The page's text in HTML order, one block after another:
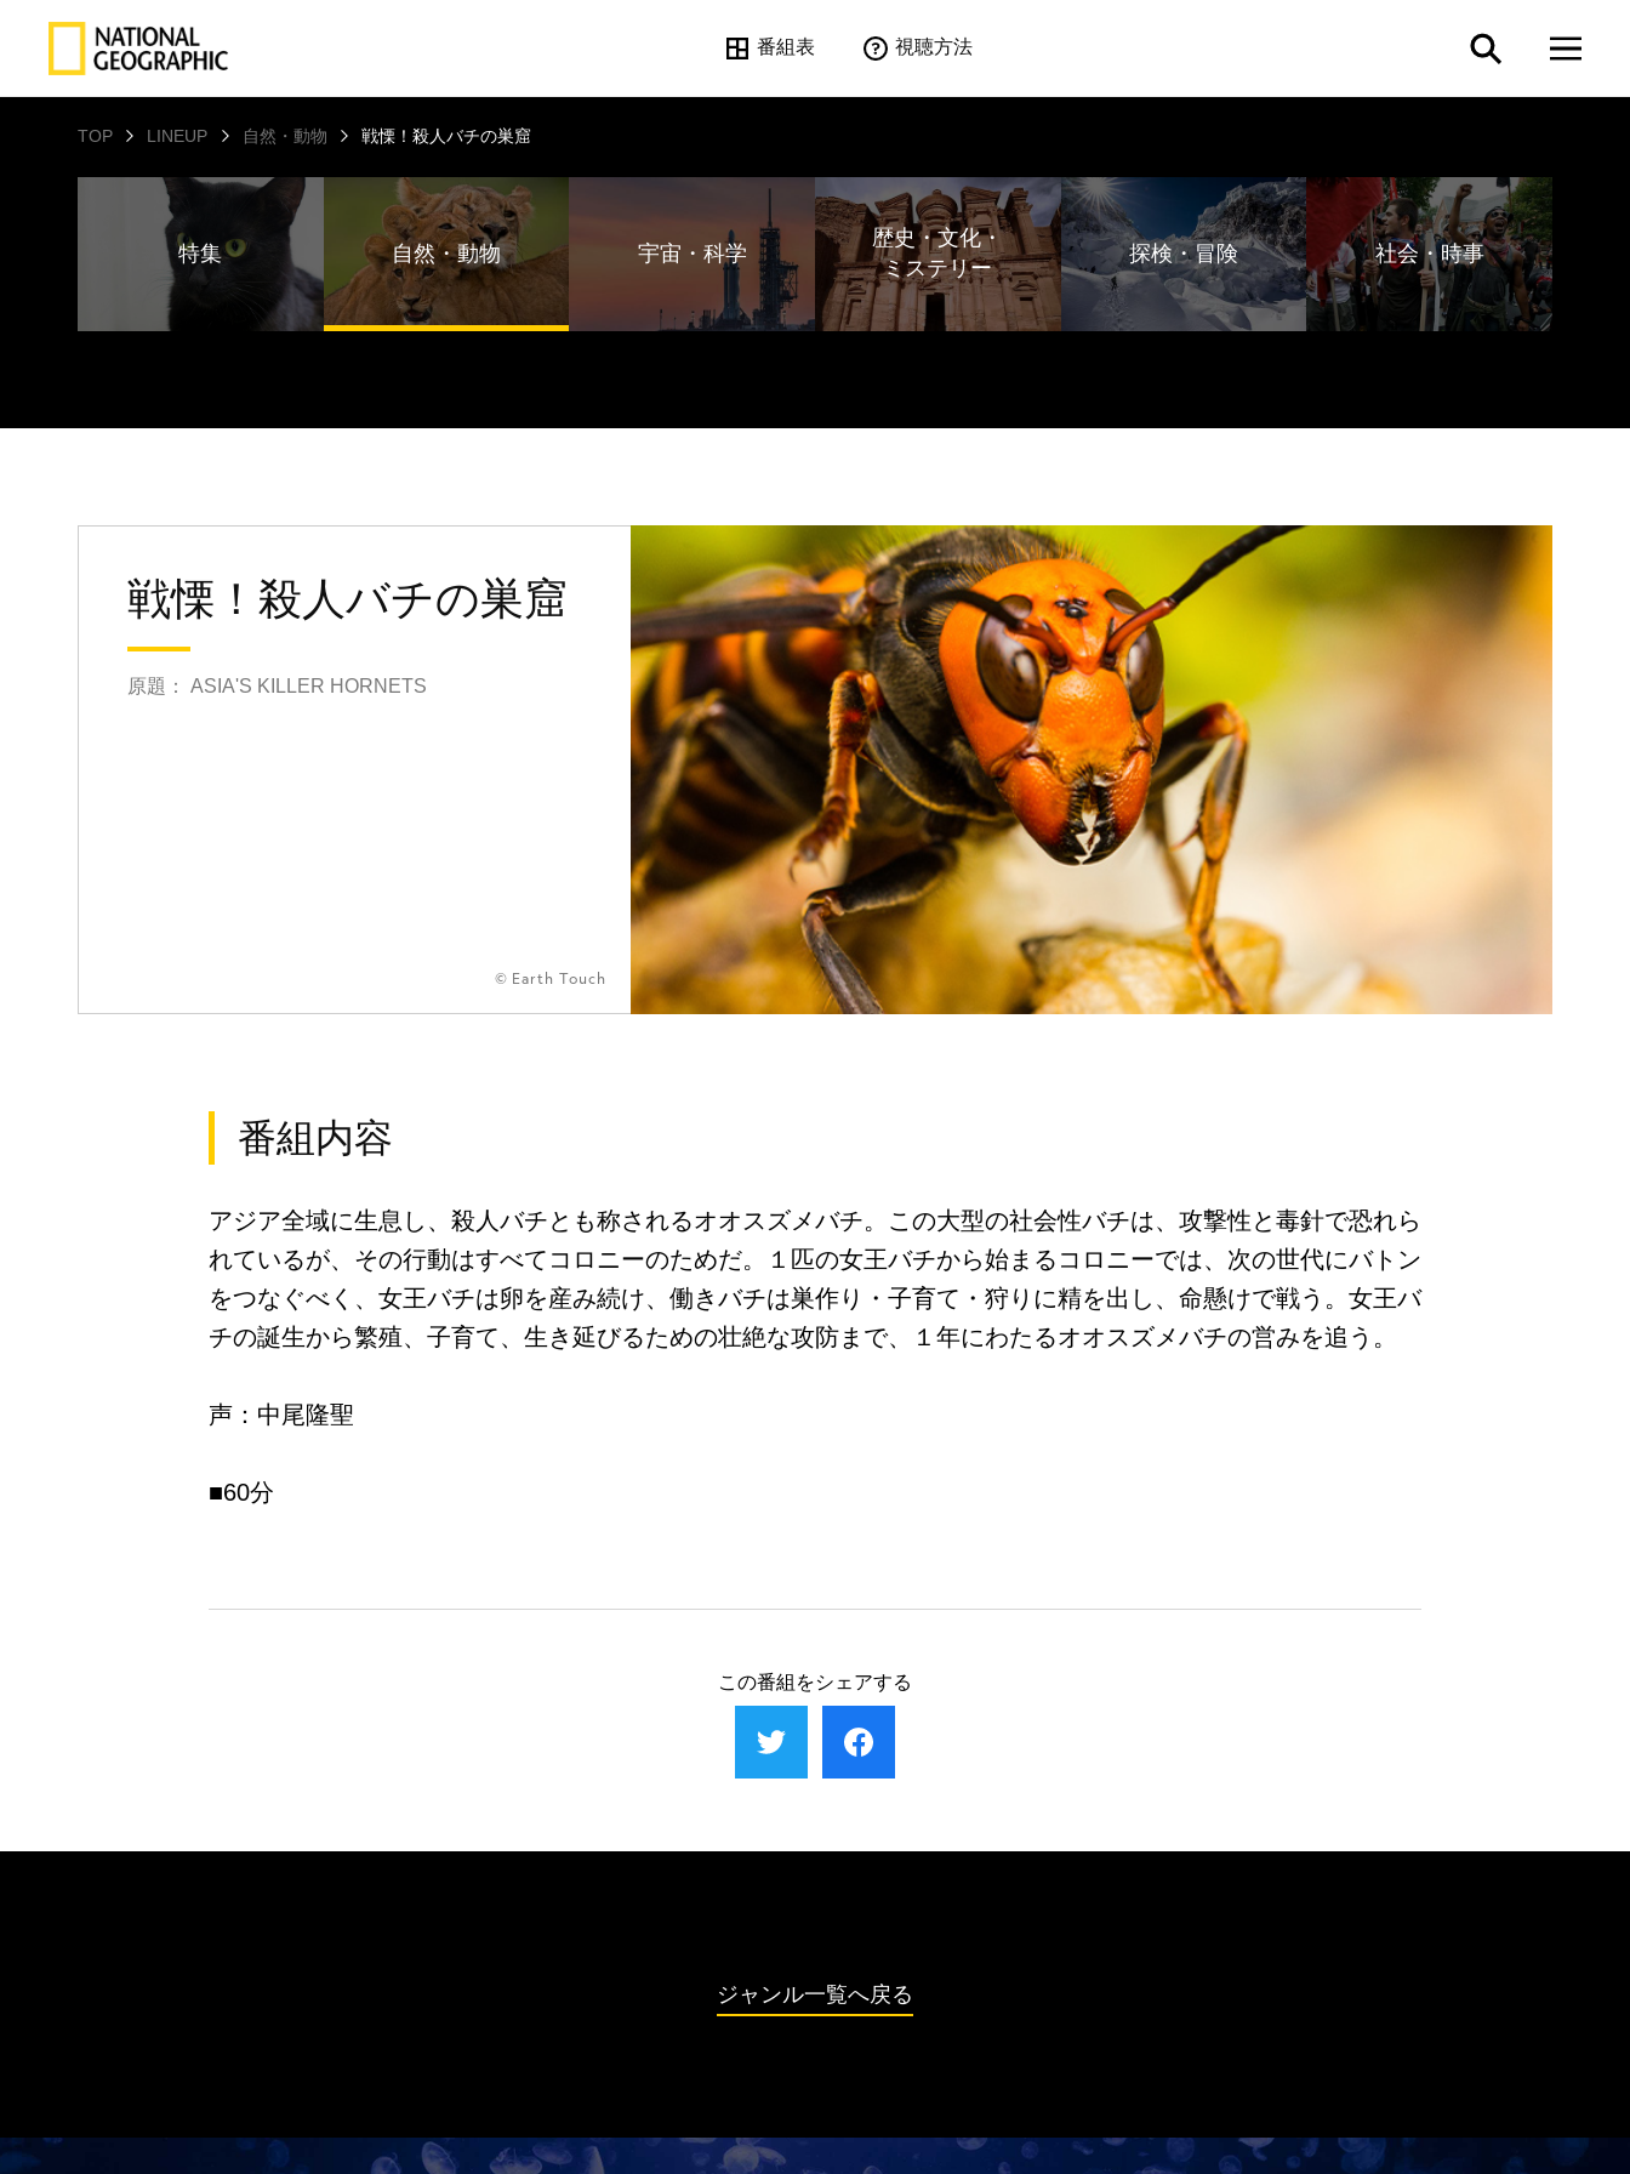
番組表 視聴方法
TOP LINEUP 自然・動物 戦慄！殺人バチの巣窟
特集 自然・動物 宇宙・科学
歴史・文化・
ミステリー
探検・冒険 社会・時事
戦慄！殺人バチの巣窟
原題： ASIA'S KILLER HORNETS
© Earth Touch
番組内容
アジア全域に生息し、殺人バチとも称されるオオスズメバチ。この大型の社会性バチは、攻撃性と毒針で恐れら
れているが、その行動はすべてコロニーのためだ。１匹の女王バチから始まるコロニーでは、次の世代にバトン
をつなぐべく、女王バチは卵を産み続け、働きバチは巣作り・子育て・狩りに精を出し、命懸けで戦う。女王バ
チの誕生から繁殖、子育て、生き延びるための壮絶な攻防まで、１年にわたるオオスズメバチの営みを追う。
声：中尾隆聖
■60分
この番組をシェアする
ジャンル一覧へ戻る